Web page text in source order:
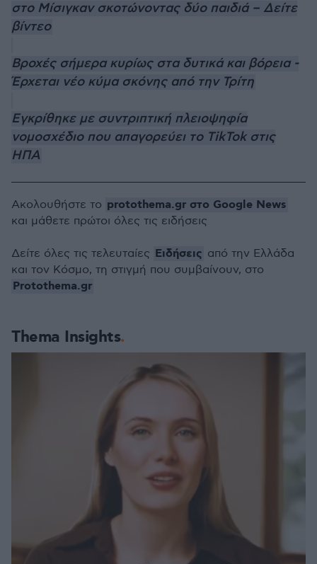
στο Μίσιγκαν σκοτώνοντας δύο παιδιά – Δείτε
βίντεο
Βροχές σήμερα κυρίως στα δυτικά και βόρεια -
Έρχεται νέο κύμα σκόνης από την Τρίτη
Εγκρίθηκε με συντριπτική πλειοψηφία
νομοσχέδιο που απαγορεύει το TikTok στις
ΗΠΑ
Thema Insights
Ακολουθήστε το protothema.gr στο Google News
και μάθετε πρώτοι όλες τις ειδήσεις
Δείτε όλες τις τελευταίες Ειδήσεις από την Ελλάδα
και τον Κόσμο, τη στιγμή που συμβαίνουν, στο
Protothema.gr